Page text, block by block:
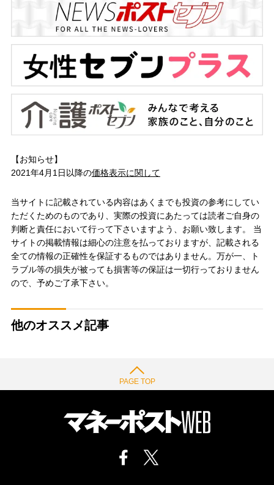
【お知らせ】
2021年4月1日以降の価格表示に関して
当サイトに記載されている内容はあくまでも投資の参考にしてい
ただくためのものであり、実際の投資にあたっては読者ご自身の
判断と責任において行って下さいますよう、お願い致します。 当
サイトの掲載情報は細心の注意を払っておりますが、記載される
全ての情報の正確性を保証するものではありません。万が一、ト
ラブル等の損失が被っても損害等の保証は一切行っておりません
ので、予めご了承下さい。
他のオススメ記事
PAGE TOP